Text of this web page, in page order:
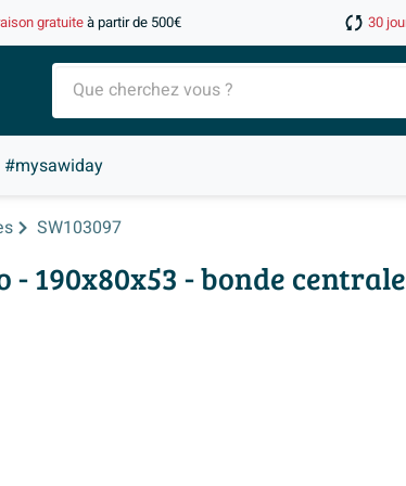
gratuiteà partir de 500€ 30
#mysawiday
SW103097
- 190x80x53 - bonde